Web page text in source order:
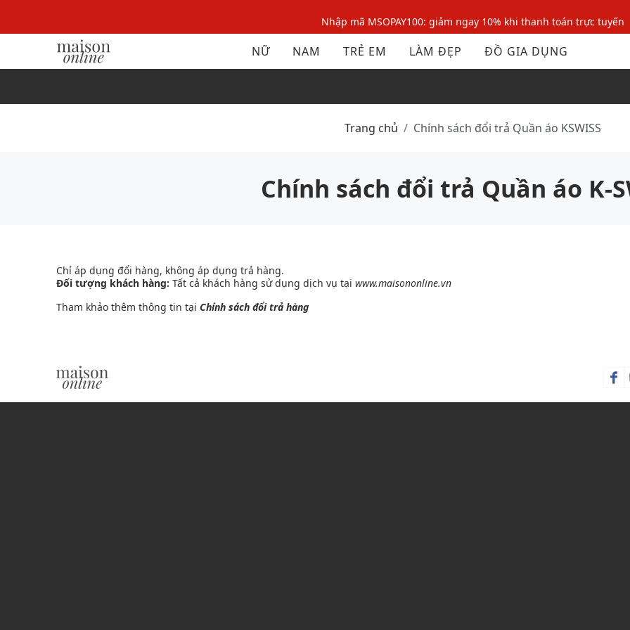
Nhập mã MSOPAY100: giảm ngay 10% khi thanh toán trực tuyến
Nhập mã: MSOXINCHAO - Giảm 10% đơn đầu cho thành viên mới!
NỮ NAM TRẺ EM LÀM ĐẸP ĐỒ GIA DỤNG
Trang chủ Chính sách đổi trả Quần áo KSWISS
Chính sách đổi trả Quần áo K-
Chỉ áp dụng đổi hàng, không áp dụng trả hàng.
Đối tượng khách hàng: Tất cả khách hàng sử dụng dịch vụ tại www.maisononline.vn
Tham khảo thêm thông tin tại Chính sách đổi trả hàng